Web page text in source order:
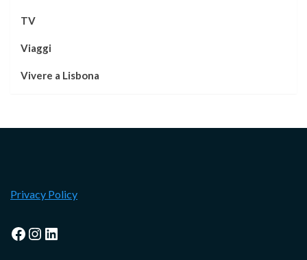
TV
Viaggi
Vivere a Lisbona
Privacy Policy
Facebook
Instagram
LinkedIn